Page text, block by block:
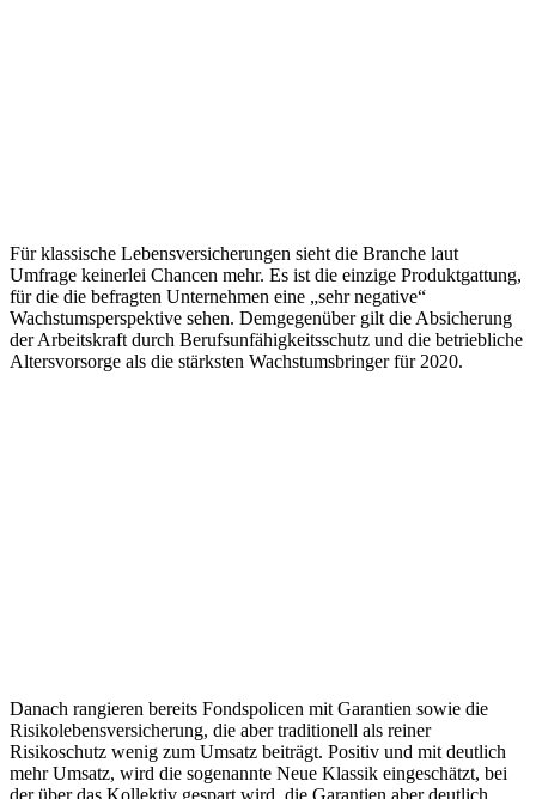
Für klassische Lebensversicherungen sieht die Branche laut
Umfrage keinerlei Chancen mehr. Es ist die einzige Produktgattung,
für die die befragten Unternehmen eine „sehr negative“
Wachstumsperspektive sehen. Demgegenüber gilt die Absicherung
der Arbeitskraft durch Berufsunfähigkeitsschutz und die betriebliche
Altersvorsorge als die stärksten Wachstumsbringer für 2020.
Danach rangieren bereits Fondspolicen mit Garantien sowie die
Risikolebensversicherung, die aber traditionell als reiner
Risikoschutz wenig zum Umsatz beiträgt. Positiv und mit deutlich
mehr Umsatz, wird die sogenannte Neue Klassik eingeschätzt, bei